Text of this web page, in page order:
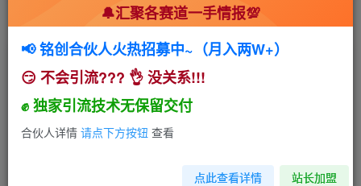
首页 🍻会员专享 🆓网创项目 正文
八月新风口，小红书虚拟项目一天收入1000+，实
战揭秘
小助手
162 20
🔔汇聚各赛道一手情报💯
📢 铭创合伙人火热招募中~（月入两W+）
😏 不会引流??? 👌 没关系!!!
✊ 独家引流技术无保留交付
合伙人详情 请点下方按钮 查看
点此查看详情 站长加盟